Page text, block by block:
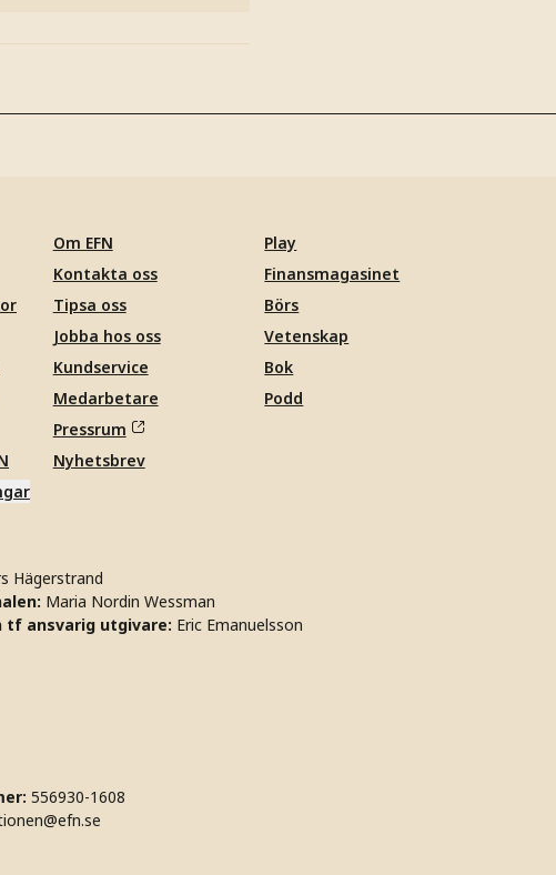
Om EFN
Kontakta oss
Tipsa oss
Jobba hos oss
Kundservice
Medarbetare
Pressrum
Nyhetsbrev
Play
Finansmagasinet
Börs
Vetenskap
Bok
Podd
Hägerstrand
Maria Nordin Wessman
tf ansvarig utgivare: Eric Emanuelsson
556930-1608